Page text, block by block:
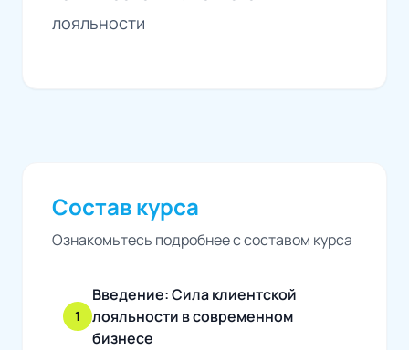
лояльности
Состав курса
Ознакомьтесь подробнее с составом курса
1
Введение: Сила клиентской
лояльности в современном
бизнесе